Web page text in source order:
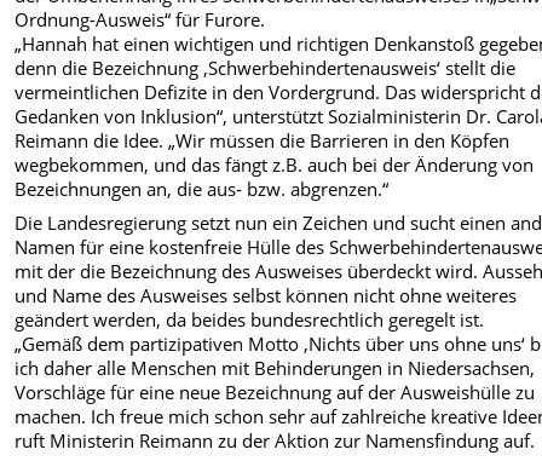
Ordnung-Ausweis“ für Furore.
„Hannah hat einen wichtigen und richtigen Denkanstoß
denn die Bezeichnung ‚Schwerbehindertenausweis‘ stellt die
vermeintlichen Defizite in den Vordergrund. Das widerspricht
Gedanken von Inklusion“, unterstützt Sozialministerin Dr.
Reimann die Idee. „Wir müssen die Barrieren in den Köpfen
wegbekommen, und das fängt z.B. auch bei der Änderung von
Bezeichnungen an, die aus- bzw. abgrenzen.“
Die Landesregierung setzt nun ein Zeichen und sucht einen
Namen für eine kostenfreie Hülle des
mit der die Bezeichnung des Ausweises überdeckt wird.
und Name des Ausweises selbst können nicht ohne weiteres
geändert werden, da beides bundesrechtlich geregelt ist.
„Gemäß dem partizipativen Motto ‚Nichts über uns ohne uns‘
ich daher alle Menschen mit Behinderungen in Niedersachsen,
Vorschläge für eine neue Bezeichnung auf der Ausweishülle zu
machen. Ich freue mich schon sehr auf zahlreiche kreative
ruft Ministerin Reimann zu der Aktion zur Namensfindung auf.